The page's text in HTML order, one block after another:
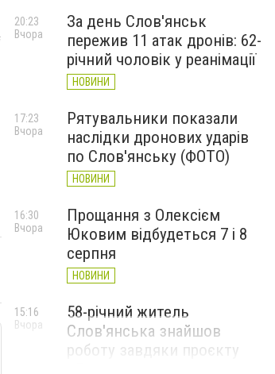
За день Слов'янськ
пережив 11 атак дронів: 62-
річний чоловік у реанімації
НОВИНИ
20:23
Вчора
Рятувальники показали
наслідки дронових ударів
по Слов'янську (ФОТО)
НОВИНИ
17:23
Вчора
Прощання з Олексієм
Юковим відбудеться 7 і 8
серпня
НОВИНИ
16:30
Вчора
58-річний житель
Слов'янська знайшов
роботу завдяки проєкту
15:16
Вчора